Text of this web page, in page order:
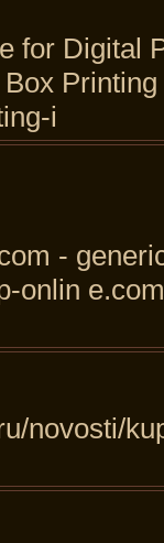
for Digital
i
-
onlin
novosti/